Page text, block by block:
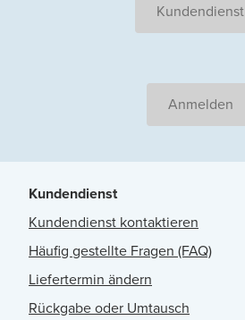
Kundendienst
Anmelden
Kundendienst
Kundendienst kontaktieren
Häufig gestellte Fragen (FAQ)
Liefertermin ändern
Rückgabe oder Umtausch